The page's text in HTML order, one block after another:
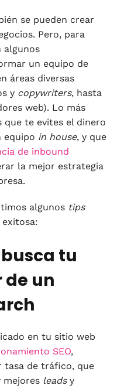
se pueden crear
Pero, para
algunos
un equipo de
áreas diversas
y copywriters, hasta
web). Lo más
que te evites el dinero
in house, y que
de inbound
la mejor estrategia
algunos tips
tu
un
en tu sitio web
SEO,
tasa de tráfico, que
mejores leadsy